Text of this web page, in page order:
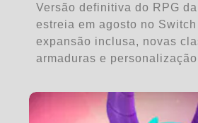
Versão definitiva do RPG
estreia em agosto no
expansão inclusa, novas
armaduras e